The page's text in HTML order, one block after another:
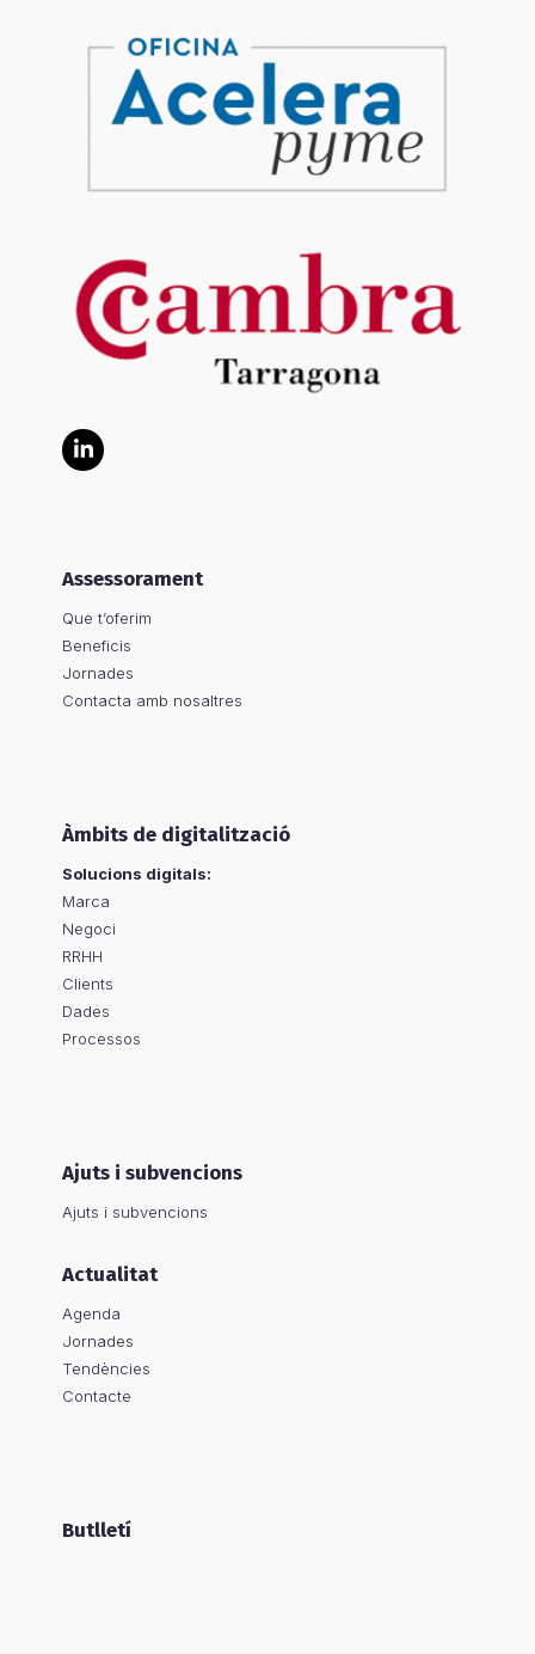
LinkedIn
Assessorament
Que t’oferim
Beneficis
Jornades
Contacta amb nosaltres
Àmbits de digitalització
Solucions digitals:
Marca
Negoci
RRHH
Clients
Dades
Processos
Ajuts i subvencions
Ajuts i subvencions
Actualitat
Agenda
Jornades
Tendències
Contacte
Butlletí